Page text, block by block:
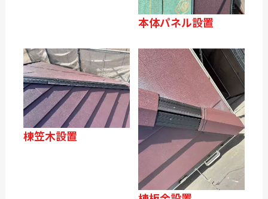
本体パネル設置
棟笠木設置